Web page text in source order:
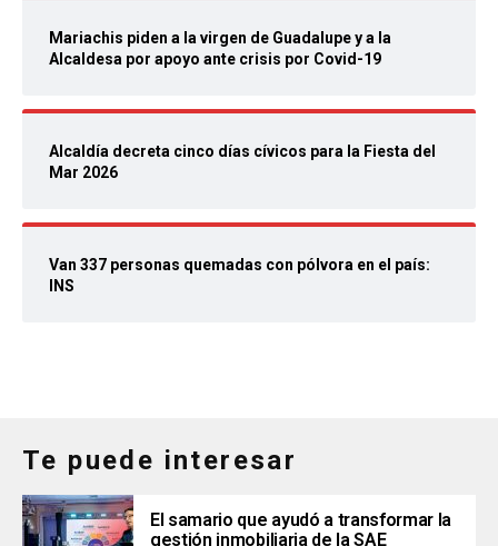
Mariachis piden a la virgen de Guadalupe y a la
Alcaldesa por apoyo ante crisis por Covid-19
Alcaldía decreta cinco días cívicos para la Fiesta del
Mar 2026
Van 337 personas quemadas con pólvora en el país:
INS
Te puede interesar
El samario que ayudó a transformar la
gestión inmobiliaria de la SAE